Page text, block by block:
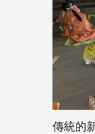
傳統的